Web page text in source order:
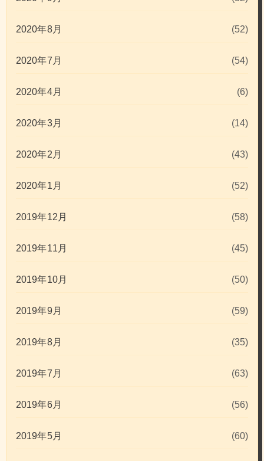
2020年8月 (52)
2020年7月 (54)
2020年4月 (6)
2020年3月 (14)
2020年2月 (43)
2020年1月 (52)
2019年12月 (58)
2019年11月 (45)
2019年10月 (50)
2019年9月 (59)
2019年8月 (35)
2019年7月 (63)
2019年6月 (56)
2019年5月 (60)